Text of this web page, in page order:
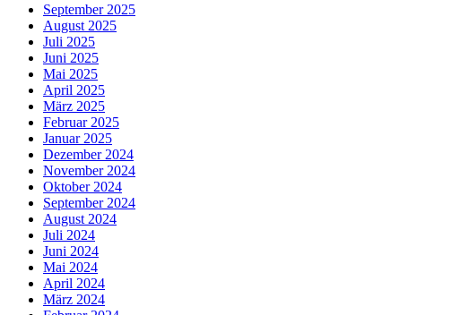
September 2025
August 2025
Juli 2025
Juni 2025
Mai 2025
April 2025
März 2025
Februar 2025
Januar 2025
Dezember 2024
November 2024
Oktober 2024
September 2024
August 2024
Juli 2024
Juni 2024
Mai 2024
April 2024
März 2024